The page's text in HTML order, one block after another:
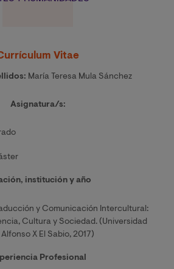
Vitae
María Teresa Mula Sánchez
Asignatura/s:
institución y año
y Comunicación Intercultural:
Cultura y Sociedad. (Universidad
Alfonso X El Sabio, 2017)
Profesional